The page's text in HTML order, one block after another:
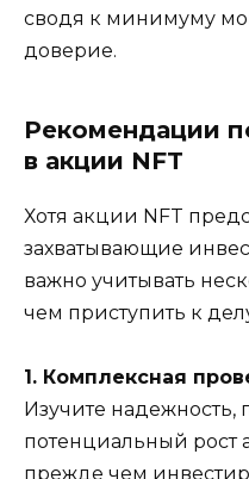
сводя к минимуму
доверие.
Рекомендации
в акции NFT
Хотя акции NFT
захватывающие
важно учитывать
чем приступить к
1. Комплексная
Изучите
потенциальный рост
прежде чем